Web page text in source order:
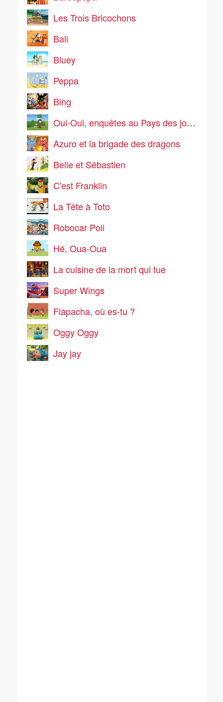
Les Trois Bricochons
Bali
Bluey
Peppa
Bing
Oui-Oui, enquêtes au Pays des jouets
Azuro et la brigade des dragons
Belle et Sébastien
C'est Franklin
La Tête à Toto
Robocar Poli
Hé, Oua-Oua
La cuisine de la mort qui tue
Super Wings
Flapacha, où es-tu ?
Oggy Oggy
Jay jay